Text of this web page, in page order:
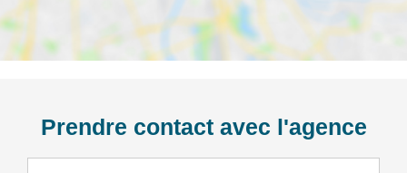
Prendre contact avec l'agence